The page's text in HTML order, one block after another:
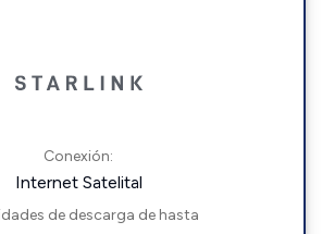
Conexión:
Internet Satelital
de descarga de hasta